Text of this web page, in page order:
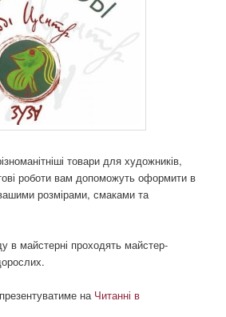
товари для художників,
роботи вам допоможуть оформити в
розмірами, смаками та
в майстерні проходять майстер-
на Читанні в